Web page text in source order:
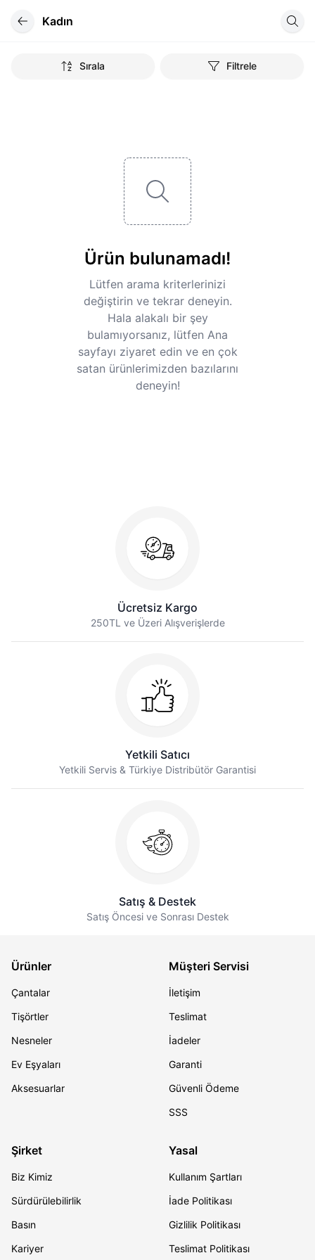
Kadın
Sırala Filtrele
Ürün bulunamadı!
Lütfen arama kriterlerinizi
değiştirin ve tekrar deneyin.
Hala alakalı bir şey
bulamıyorsanız, lütfen Ana
sayfayı ziyaret edin ve en çok
satan ürünlerimizden bazılarını
deneyin!
Ücretsiz Kargo
250TL ve Üzeri Alışverişlerde
Yetkili Satıcı
Yetkili Servis & Türkiye Distribütör Garantisi
Satış & Destek
Satış Öncesi ve Sonrası Destek
Ürünler
Çantalar
Tişörtler
Nesneler
Ev Eşyaları
Aksesuarlar
Müşteri Servisi
İletişim
Teslimat
İadeler
Garanti
Güvenli Ödeme
SSS
Şirket
Biz Kimiz
Sürdürülebilirlik
Basın
Kariyer
Yasal
Kullanım Şartları
İade Politikası
Gizlilik Politikası
Teslimat Politikası